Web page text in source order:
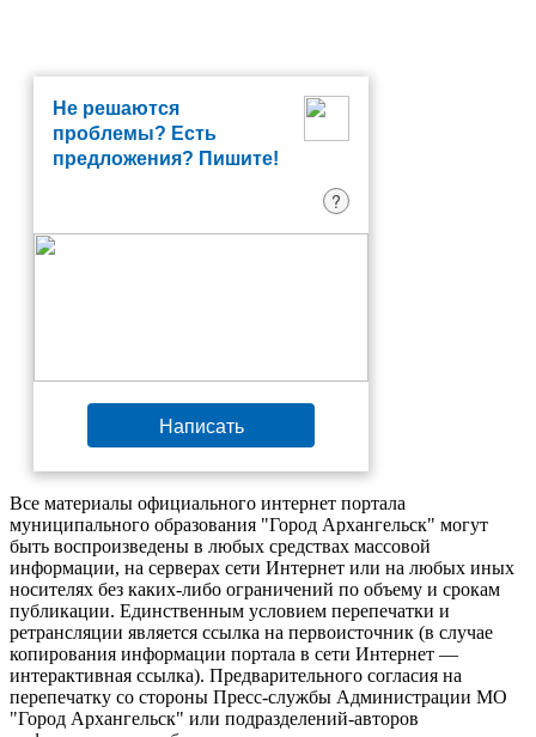
Не решаются
проблемы? Есть
предложения? Пишите!
?
Написать
Все материалы официального интернет портала
муниципального образования "Город Архангельск" могут
быть воспроизведены в любых средствах массовой
информации, на серверах сети Интернет или на любых иных
носителях без каких-либо ограничений по объему и срокам
публикации. Единственным условием перепечатки и
ретрансляции является ссылка на первоисточник (в случае
копирования информации портала в сети Интернет —
интерактивная ссылка). Предварительного согласия на
перепечатку со стороны Пресс-службы Администрации МО
"Город Архангельск" или подразделений-авторов